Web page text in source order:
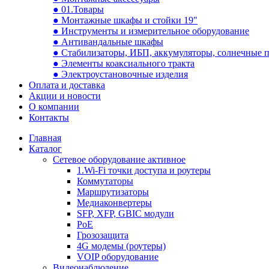
● 01.Товары
● Монтажные шкафы и стойки 19"
● Инструменты и измерительное оборудование
● Антивандальные шкафы
● Стабилизаторы, ИБП, аккумуляторы, солнечные
● Элементы коаксиального тракта
● Электроустановочные изделия
Оплата и доставка
Акции и новости
О компании
Контакты
Главная
Каталог
Сетевое оборудование активное
1.Wi-Fi точки доступа и роутеры
Коммутаторы
Маршрутизаторы
Медиаконвертеры
SFP, XFP, GBIC модули
PoE
Грозозащита
4G модемы (роутеры)
VOIP оборудование